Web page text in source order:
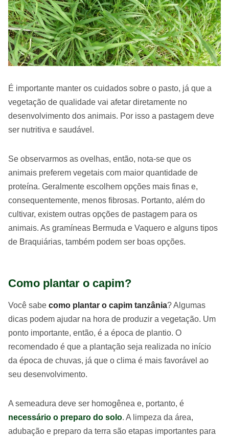
É importante manter os cuidados sobre o pasto, já que a
vegetação de qualidade vai afetar diretamente no
desenvolvimento dos animais. Por isso a pastagem deve
ser nutritiva e saudável.
Se observarmos as ovelhas, então, nota-se que os
animais preferem vegetais com maior quantidade de
proteína. Geralmente escolhem opções mais finas e,
consequentemente, menos fibrosas. Portanto, além do
cultivar, existem outras opções de pastagem para os
animais. As gramíneas Bermuda e Vaquero e alguns tipos
de Braquiárias, também podem ser boas opções.
Como plantar o capim?
Você sabe como plantar o capim tanzânia? Algumas
dicas podem ajudar na hora de produzir a vegetação. Um
ponto importante, então, é a época de plantio. O
recomendado é que a plantação seja realizada no início
da época de chuvas, já que o clima é mais favorável ao
seu desenvolvimento.
A semeadura deve ser homogênea e, portanto, é
necessário o preparo do solo. A limpeza da área,
adubação e preparo da terra são etapas importantes para